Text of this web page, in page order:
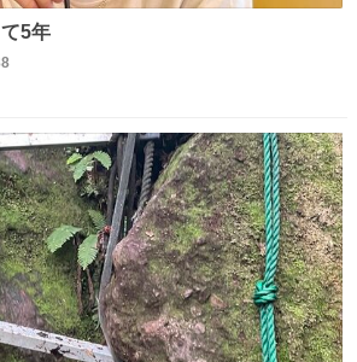
婚して5年